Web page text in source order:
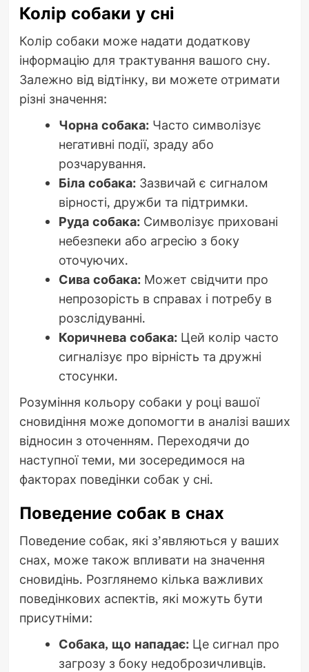
Колір собаки у сні
Колір собаки може надати додаткову
інформацію для трактування вашого сну.
Залежно від відтінку, ви можете отримати
різні значення:
Чорна собака:Часто символізує
негативні події, зраду або
розчарування.
Біла собака:Зазвичай є сигналом
вірності, дружби та підтримки.
Руда собака:Символізує приховані
небезпеки або агресію з боку
оточуючих.
Сива собака:Может свідчити про
непрозорість в справах і потребу в
розслідуванні.
Коричнева собака:Цей колір часто
сигналізує про вірність та дружні
стосунки.
Розуміння кольору собаки у році вашої
сновидіння може допомогти в аналізі ваших
відносин з оточенням. Переходячи до
наступної теми, ми зосередимося на
факторах поведінки собак у сні.
Поведение собак в снах
Поведение собак, які з’являються у ваших
снах, може також впливати на значення
сновидінь. Розглянемо кілька важливих
поведінкових аспектів, які можуть бути
присутніми:
Собака, що нападає:Це сигнал про
загрозу з боку недоброзичливців.